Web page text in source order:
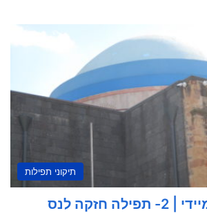
תיקוני תפילות
1- תפילה לנס מיידי | 2- תפילה חזקה לנס